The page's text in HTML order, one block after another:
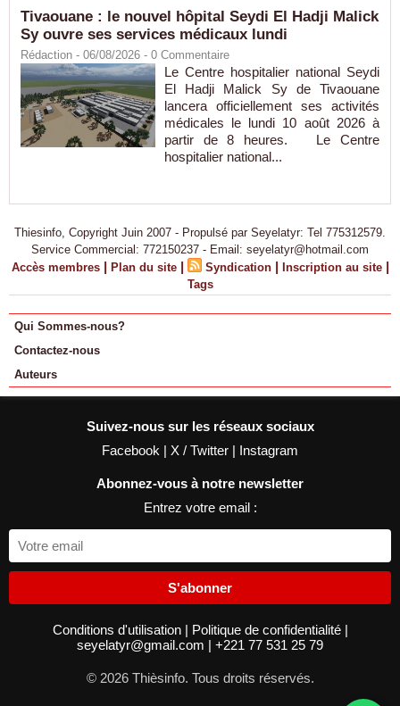
Tivaouane : le nouvel hôpital Seydi El Hadji Malick
Sy ouvre ses services médicaux lundi
Rédaction - 06/08/2026 - 0 Commentaire
Le Centre hospitalier national Seydi
El Hadji Malick Sy de Tivaouane
lancera officiellement ses activités
médicales le lundi 10 août 2026 à
partir de 8 heures. Le Centre
hospitalier national...
Thiesinfo, Copyright Juin 2007 - Propulsé par Seyelatyr: Tel 775312579.
Service Commercial: 772150237 - Email: seyelatyr@hotmail.com
Accès membres | Plan du site | Syndication | Inscription au site |
Tags
Qui Sommes-nous?
Contactez-nous
Auteurs
Suivez-nous sur les réseaux sociaux
Facebook | X / Twitter | Instagram
Abonnez-vous à notre newsletter
Entrez votre email :
S'abonner
Conditions d'utilisation | Politique de confidentialité |
seyelatyr@gmail.com | +221 77 531 25 79
© 2026 Thièsinfo. Tous droits réservés.